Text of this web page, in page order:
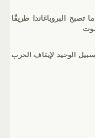
تصبح البروباغاندا طريقًا
الوحيد لإيقاف الحرب